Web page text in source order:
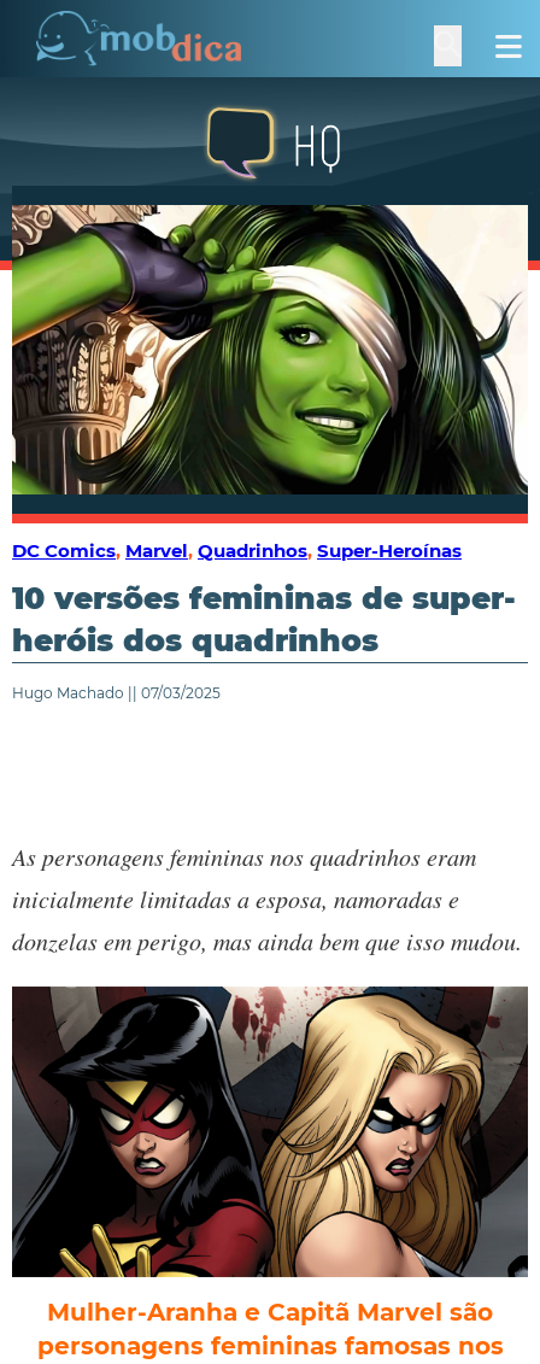
DC Comics, Marvel, Quadrinhos, Super-Heroínas
10 versões femininas de super-
heróis dos quadrinhos
Hugo Machado || 07/03/2025
As personagens femininas nos quadrinhos eram
inicialmente limitadas a esposa, namoradas e
donzelas em perigo, mas ainda bem que isso mudou.
Mulher-Aranha e Capitã Marvel são
personagens femininas famosas nos